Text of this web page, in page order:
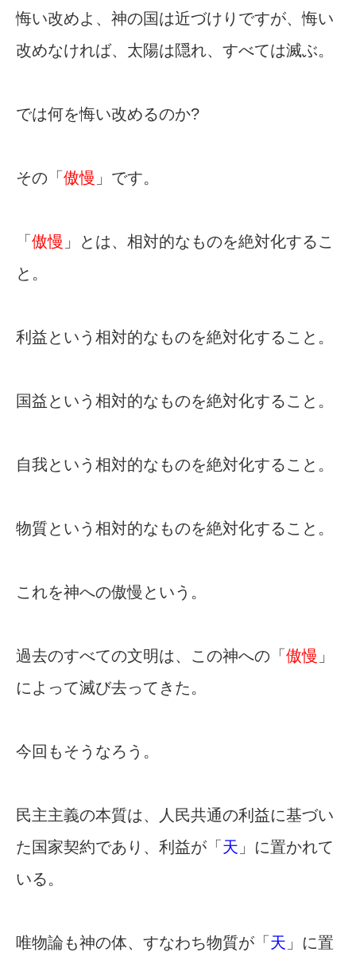
悔い改めよ、神の国は近づけりですが、悔い
改めなければ、太陽は隠れ、すべては滅ぶ。
では何を悔い改めるのか?
その「 傲慢 」です。
「 傲慢 」とは、相対的なものを絶対化するこ
と。
利益という相対的なものを絶対化すること。
国益という相対的なものを絶対化すること。
自我という相対的なものを絶対化すること。
物質という相対的なものを絶対化すること。
これを神への傲慢という。
過去のすべての文明は、この神への「 傲慢 」
によって滅び去ってきた。
今回もそうなろう。
民主主義の本質は、人民共通の利益に基づい
た国家契約であり、利益が「 天 」に置かれて
いる。
唯物論も神の体、すなわち物質が「 天 」に置